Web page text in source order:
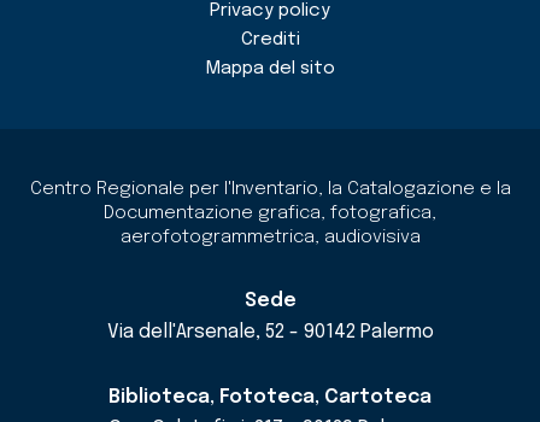
Privacy policy
Crediti
Mappa del sito
Centro Regionale per l'Inventario, la Catalogazione e la
Documentazione grafica, fotografica,
aerofotogrammetrica, audiovisiva
Sede
Via dell'Arsenale, 52 - 90142 Palermo
Biblioteca, Fototeca, Cartoteca